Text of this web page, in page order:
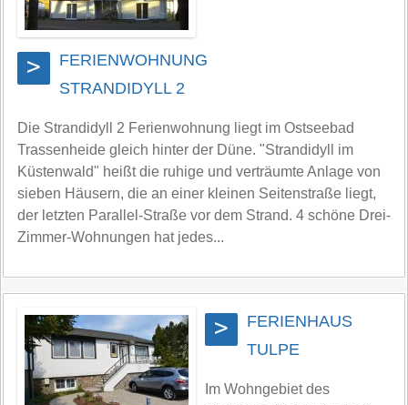
>
FERIENWOHNUNG
STRANDIDYLL 2
Die Strandidyll 2 Ferienwohnung liegt im Ostseebad
Trassenheide gleich hinter der Düne. "Strandidyll im
Küstenwald" heißt die ruhige und verträumte Anlage von
sieben Häusern, die an einer kleinen Seitenstraße liegt,
der letzten Parallel-Straße vor dem Strand. 4 schöne Drei-
Zimmer-Wohnungen hat jedes...
>
FERIENHAUS
TULPE
Im Wohngebiet des